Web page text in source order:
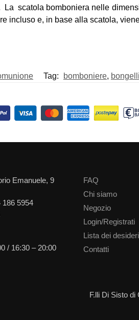
La scatola bomboniera nelle
incluso e, in base alla scatola,
Tag: bomboniere,
Emanuele, 9
186 5954
/ 16:30 – 20:00
FAQ
Chi siamo
Negozio
Login/Registrati
Lista dei desideri
Contatti
F.lli Di Sisto